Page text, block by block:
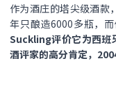
作为酒庄的塔尖级酒款
年只酿造6000多瓶，
Suckling评价它为西班
酒评家的高分肯定，